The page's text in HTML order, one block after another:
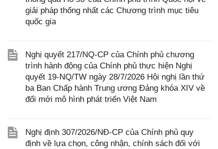
giải pháp thống nhất các Chương trình mục tiêu
quốc gia
Nghị quyết 217/NQ-CP của Chính phủ chương
trình hành động của Chính phủ thực hiện Nghị
quyết 19-NQ/TW ngày 28/7/2026 Hội nghị lần thứ
ba Ban Chấp hành Trung ương Đảng khóa XIV về
đổi mới mô hình phát triển Việt Nam
Nghị định 307/2026/NĐ-CP của Chính phủ quy
định về lựa chọn, công nhận, chính sách đối với